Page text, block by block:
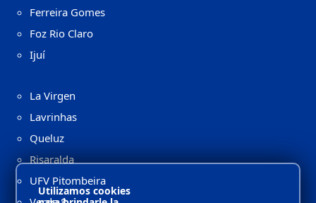
Ferreira Gomes
Foz Rio Claro
Ijuí
La Virgen
Lavrinhas
Queluz
Risaralda
UFV Pitombeira
Utilizamos cookies